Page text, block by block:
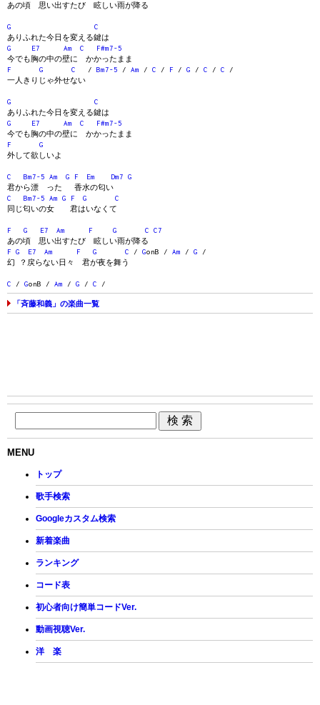
あの頃 思い出すたび 眩しい雨が降る
G
C
ありふれた今日を変える鍵は
G
E7 Am C
F#m7-5
今でも胸の中の壁に かかったまま
F
G C / Bm7-5 / Am / C / F / G / C / C /
一人きりじゃ外せない
G
C
ありふれた今日を変える鍵は
G
E7 Am C
F#m7-5
今でも胸の中の壁に かかったまま
F
G
外して欲しいよ
C Bm7-5 Am G F Em Dm7
G
君から漂 った 香水の匂い
C
Bm7-5 Am G F G
C
同じ匂いの女 君はいなくて
F G E7 Am F G C
C7
あの頃 思い出すたび 眩しい雨が降る
F
G E7 Am F G C / GonB / Am / G /
幻 ？戻らない日々 君が夜を舞う
C / GonB / Am / G / C /
「斉藤和義」の楽曲一覧
MENU
トップ
歌手検索
Googleカスタム検索
新着楽曲
ランキング
コード表
初心者向け簡単コードVer.
動画視聴Ver.
洋 楽